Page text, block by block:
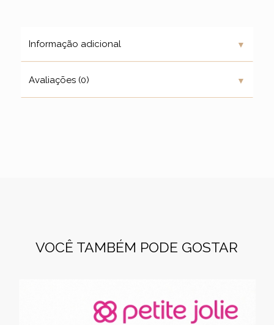
Informação adicional ▼
Avaliações (0) ▼
VOCÊ TAMBÉM PODE GOSTAR